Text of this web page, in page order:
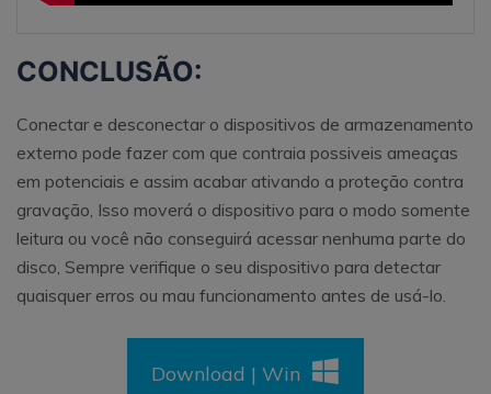
CONCLUSÃO:
Conectar e desconectar o dispositivos de armazenamento
externo pode fazer com que contraia possiveis ameaças
em potenciais e assim acabar ativando a proteção contra
gravação, Isso moverá o dispositivo para o modo somente
leitura ou você não conseguirá acessar nenhuma parte do
disco, Sempre verifique o seu dispositivo para detectar
quaisquer erros ou mau funcionamento antes de usá-lo.
Download | Win